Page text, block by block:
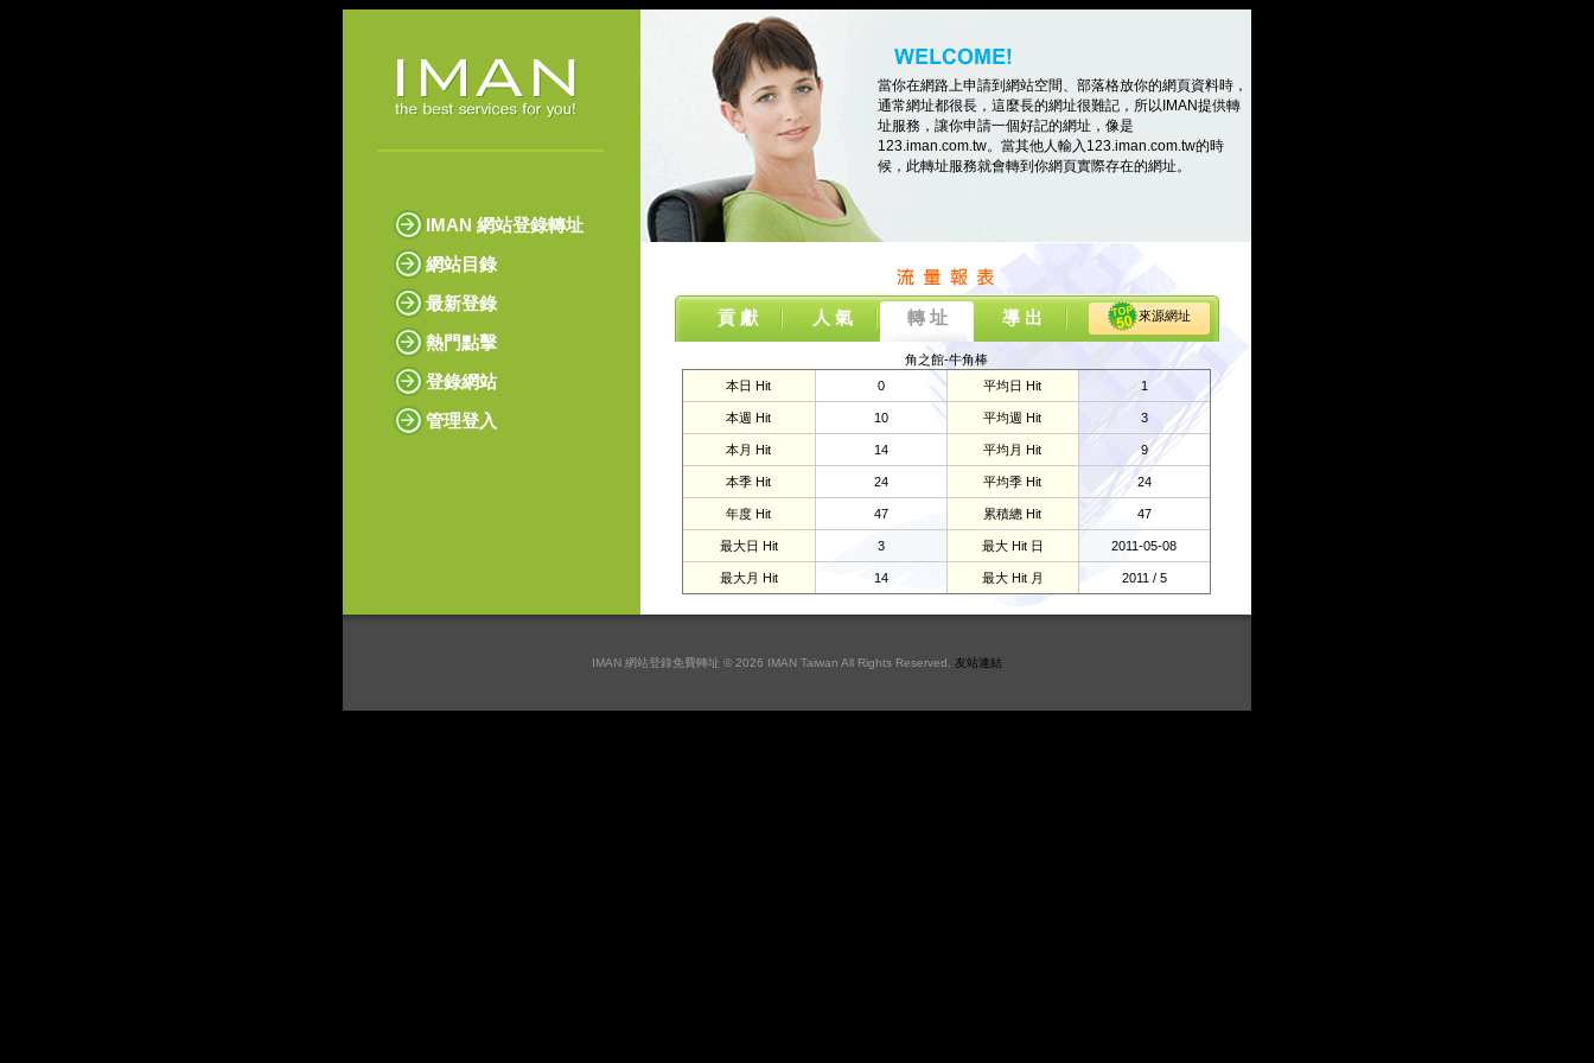
IMAN 網站登錄轉址
網站目錄
最新登錄
熱門點擊
登錄網站
管理登入
當你在網路上申請到網站空間、部落格放你的網頁資料時，
通常網址都很長，這麼長的網址很難記，所以IMAN提供轉
址服務，讓你申請一個好記的網址，像是
123.iman.com.tw。當其他人輸入123.iman.com.tw的時
候，此轉址服務就會轉到你網頁實際存在的網址。
貢 獻 人 氣 轉 址 導 出 來源網址
角之館-牛角棒
本日 Hit
0 平均日 Hit 1
本週 Hit 10 平均週 Hit 3
本月 Hit 14 平均月 Hit 9
本季 Hit 24 平均季 Hit 24
年度 Hit 47 累積總 Hit 47
最大日 Hit 3 最大 Hit 日 2011-05-08
最大月 Hit 14 最大 Hit 月 2011 / 5
IMAN 網站登錄免費轉址 © 2026 IMAN Taiwan All Rights Reserved. 友站連結